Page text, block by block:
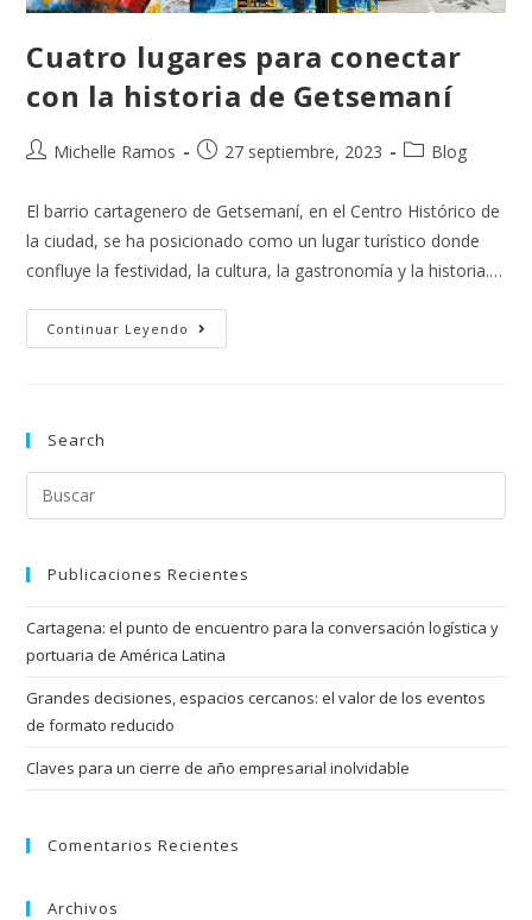
Cuatro lugares para conectar
con la historia de Getsemaní
Michelle Ramos 27 septiembre, 2023 Blog
El barrio cartagenero de Getsemaní, en el Centro Histórico de
la ciudad, se ha posicionado como un lugar turístico donde
confluye la festividad, la cultura, la gastronomía y la historia.…
Continuar Leyendo
Search
Publicaciones Recientes
Cartagena: el punto de encuentro para la conversación logística y
portuaria de América Latina
Grandes decisiones, espacios cercanos: el valor de los eventos
de formato reducido
Claves para un cierre de año empresarial inolvidable
Comentarios Recientes
Archivos